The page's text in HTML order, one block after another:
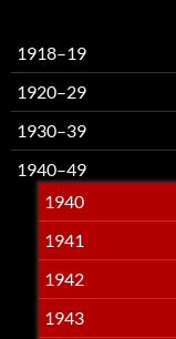
1918–19
1920–29
1930–39
1940–49
1940
1941
1942
1943